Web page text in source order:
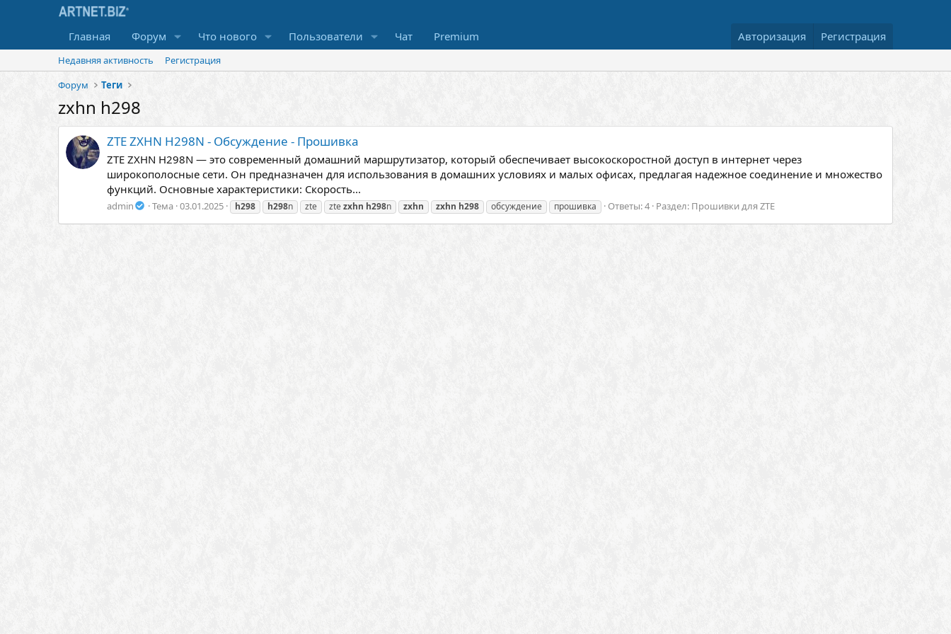
Главная Форум Что нового Пользователи Чат Premium Авторизация Регистрация
Недавняя активность
Регистрация
Форум
Теги
zxhn h298
ZTE ZXHN H298N - Обсуждение - Прошивка
ZTE ZXHN H298N — это современный домашний маршрутизатор, который обеспечивает высокоскоростной доступ в интернет через
широкополосные сети. Он предназначен для использования в домашних условиях и малых офисах, предлагая надежное соединение и множество
функций. Основные характеристики: Скорость...
admin Тема 03.01.2025 h298 h298n zte ztezxhn h298n zxhn zxhn h298 обсуждение прошивка Ответы: 4 Раздел: Прошивки для ZTE